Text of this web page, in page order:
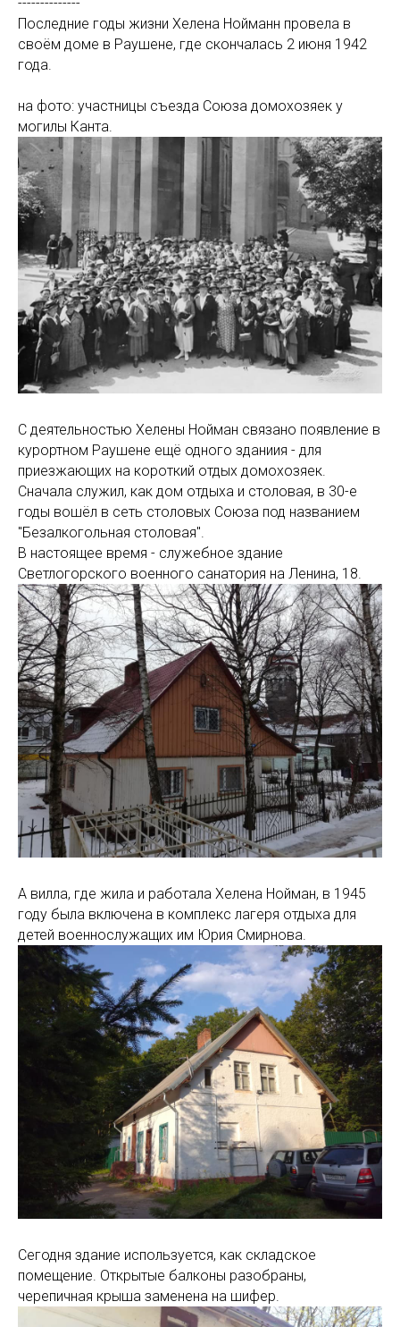
Последние годы жизни Хелена Нойманн провела в
своём доме в Раушене, где скончалась 2 июня 1942
года.
на фото: участницы съезда Союза домохозяек у
могилы Канта.
С деятельностью Хелены Нойман связано появление в
курортном Раушене ещё одного зданиия - для
приезжающих на короткий отдых домохозяек.
Сначала служил, как дом отдыха и столовая, в 30-е
годы вошёл в сеть столовых Союза под названием
"Безалкогольная столовая".
В настоящее время - служебное здание
Светлогорского военного санатория на Ленина, 18.
А вилла, где жила и работала Хелена Нойман, в 1945
году была включена в комплекс лагеря отдыха для
детей военнослужащих им Юрия Смирнова.
Сегодня здание используется, как складское
помещение. Открытые балконы разобраны,
черепичная крыша заменена на шифер.